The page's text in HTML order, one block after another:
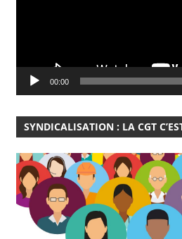
00:00
SYNDICALISATION : LA CGT